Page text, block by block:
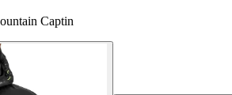
Captin